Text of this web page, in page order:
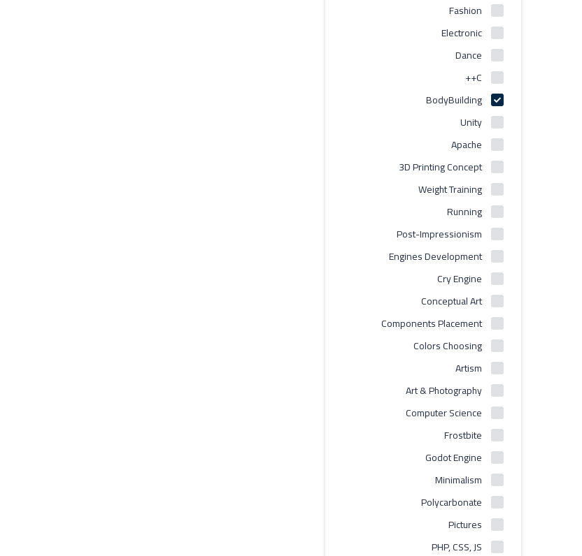
Fashion
Electronic
Dance
C++
BodyBuilding
Unity
Apache
3D Printing Concept
Weight Training
Running
Post-Impressionism
Engines Development
Cry Engine
Conceptual Art
Components Placement
Colors Choosing
Artism
Art & Photography
Computer Science
Frostbite
Godot Engine
Minimalism
Polycarbonate
Pictures
PHP, CSS, JS